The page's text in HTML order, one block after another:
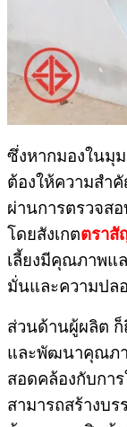
ซึ่งหากมองในมุ
ต้องให้ความสำ
ผ่านการตรวจส
โดยสังเกตตรา
เลี้ยงมีคุณภาพแ
มั่นและความปล
ส่วนด้านผู้ผลิต ก็
และพัฒนาคุณภ
สอดคล้องกับกา
สามารถสร้างบ